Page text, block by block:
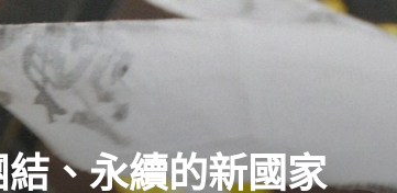
、永續的新國家